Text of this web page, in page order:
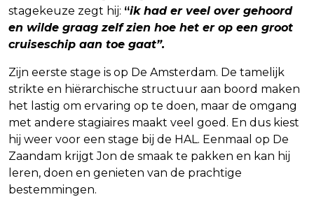
stagekeuze zegt hij: “ik had er veel over gehoord
en wilde graag zelf zien hoe het er op een groot
cruiseschip aan toe gaat”.
Zijn eerste stage is op De Amsterdam. De tamelijk
strikte en hiërarchische structuur aan boord maken
het lastig om ervaring op te doen, maar de omgang
met andere stagiaires maakt veel goed. En dus kiest
hij weer voor een stage bij de HAL. Eenmaal op De
Zaandam krijgt Jon de smaak te pakken en kan hij
leren, doen en genieten van de prachtige
bestemmingen.